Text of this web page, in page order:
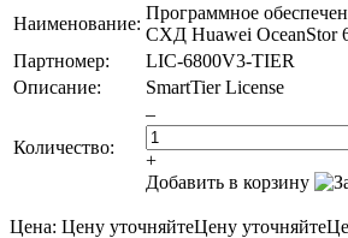
Наименование:
Программное
СХД Huawei OceanStor
Партномер:
LIC-6800V3-TIER
Описание:
SmartTier License
Количество:
–
+
Добавить в корзину
Цена: Цену уточняйтеЦену уточняйте